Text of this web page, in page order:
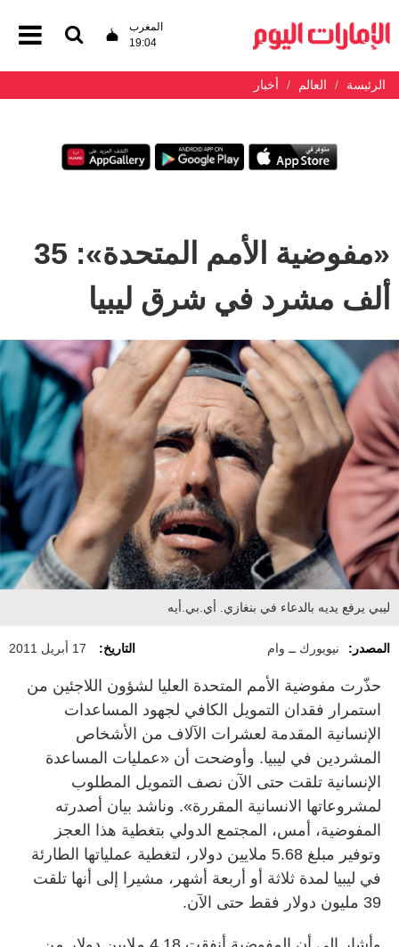
المغرب
19:04
الرئيسة العالم أخبار
«مفوضية الأمم المتحدة»: 35
ألف مشرد في شرق ليبيا
ليبي يرفع يديه بالدعاء في بنغازي. أي.بي.أيه
المصدر: نيويورك ــ وام التاريخ: 17 أبريل 2011
حذّرت مفوضية الأمم المتحدة العليا لشؤون اللاجئين من
استمرار فقدان التمويل الكافي لجهود المساعدات
الإنسانية المقدمة لعشرات الآلاف من الأشخاص
المشردين في ليبيا. وأوضحت أن «عمليات المساعدة
الإنسانية تلقت حتى الآن نصف التمويل المطلوب
لمشروعاتها الانسانية المقررة». وناشد بيان أصدرته
المفوضية، أمس، المجتمع الدولي بتغطية هذا العجز
وتوفير مبلغ 5.68 ملايين دولار، لتغطية عملياتها الطارئة
في ليبيا لمدة ثلاثة أو أربعة أشهر، مشيرا إلى أنها تلقت
39 مليون دولار فقط حتى الآن.